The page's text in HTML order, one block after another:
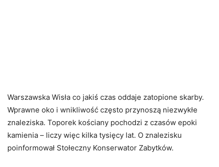
Warszawska Wisła co jakiś czas oddaje zatopione skarby.
Wprawne oko i wnikliwość często przynoszą niezwykłe
znaleziska. Toporek kościany pochodzi z czasów epoki
kamienia – liczy więc kilka tysięcy lat. O znalezisku
poinformował Stołeczny Konserwator Zabytków.